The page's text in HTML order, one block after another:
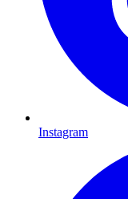
Instagram